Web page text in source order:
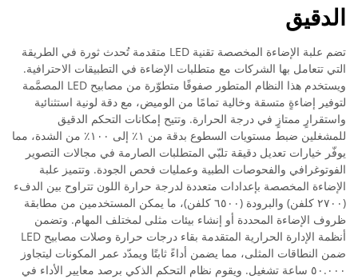
الدقيق
تضم علبة الإضاءة المخصصة تقنية LED متقدمة تُحدث ثورة في الطريقة
التي تتعامل بها الشركات مع متطلبات الإضاءة في التطبيقات الاحترافية.
ويستخدم هذا النظام المتطور صفوفًا متطوّرة من مصابيح LED المصمَّمة
لتوفير إضاءةٍ متسقة وخالية تمامًا من الوميض، مع دقة لونية استثنائية
واستقرارٍ ممتازٍ في درجة الحرارة. وتتيح إمكانات التحكم الدقيق
للمشغلين ضبط مستويات السطوع بدقة من ١٪ إلى ١٠٠٪ من الشدة، مما
يوفّر خيارات تعديل دقيقة تلبّي المتطلبات الصارمة في مجالات التصوير
الفوتوغرافي والفحوصات الطبية وعمليات فحص الجودة. وتتميز علبة
الإضاءة المخصصة بإعدادات متعددة لدرجة حرارة اللون تتراوح بين الدفء
(٢٧٠٠ كلفن) والبرودة (٦٥٠٠ كلفن)، ما يمكن المستخدمين من مطابقة
ظروف الإضاءة المحددة أو إنشاء بيئات مثلى لمختلف المهام. وتضمن
أنظمة الإدارة الحرارية المتقدمة بقاء درجات حرارة وصلات مصابيح LED
ضمن النطاقات المثلى، مما يضمن أداءً ثابتًا ويمدّد عمر المكونات ليتجاوز
٥٠.٠٠٠ ساعة تشغيل. ويقوم نظام التحكم الذكي برصد معايير الأداء في